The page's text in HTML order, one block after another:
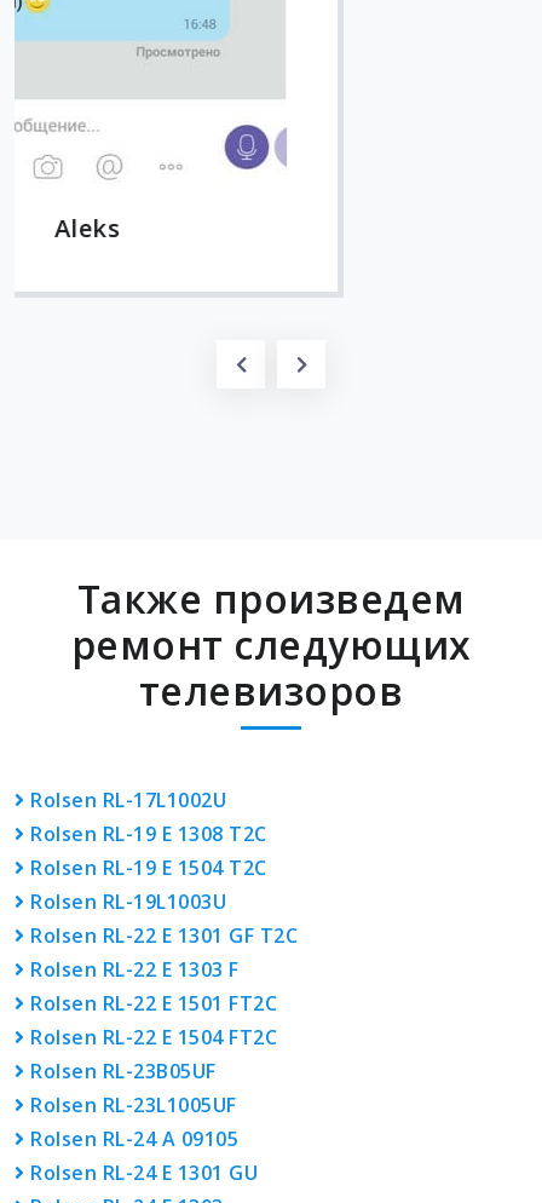
Также произведем
ремонт следующих
телевизоров
Rolsen RL-17L1002U
Rolsen RL-19 E 1308 T2C
Rolsen RL-19 E 1504 T2C
Rolsen RL-19L1003U
Rolsen RL-22 E 1301 GF T2C
Rolsen RL-22 E 1303 F
Rolsen RL-22 E 1501 FT2C
Rolsen RL-22 E 1504 FT2C
Rolsen RL-23B05UF
Rolsen RL-23L1005UF
Rolsen RL-24 A 09105
Rolsen RL-24 E 1301 GU